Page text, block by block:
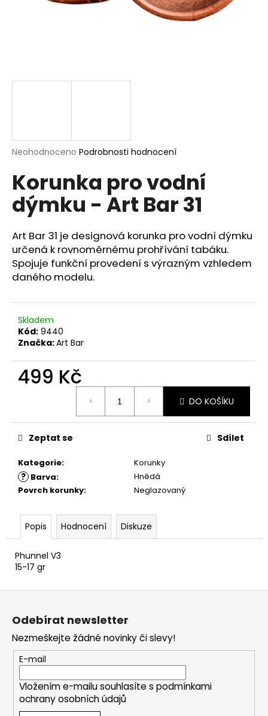
Průměrné
produktu
je
0,0
z
hvězdiček.
Neohodnoceno Podrobnosti hodnocení
Korunka pro vodní
dýmku - Art Bar 31
Art Bar 31 je designová korunka pro vodní dýmku
určená k rovnoměrnému prohřívání tabáku.
Spojuje funkční provedení s výrazným vzhledem
daného modelu.
Skladem
Kód: 9440
Značka:Art Bar
499 Kč
DO KOŠÍKU
Kategorie: Korunky
? Barva:
Hnědá
Povrch korunky: Neglazovaný
Zeptat se Sdílet
Popis Hodnocení Diskuze
Phunnel V3
15-17 gr
?
HLEDAT
D
o
p
o
r
u
č
u
m
e
Odebírat newsletter
Nezmeškejte žádné novinky či slevy!
E-mail
Vložením e-mailu souhlasíte s podmínkami
ochrany osobních údajů